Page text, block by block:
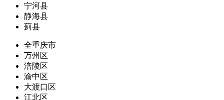
宁河县
静海县
蓟县
全重庆市
万州区
涪陵区
渝中区
大渡口区
江北区